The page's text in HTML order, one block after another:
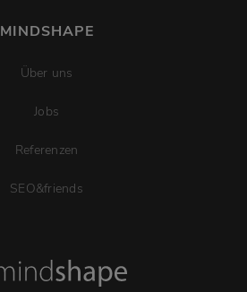
MINDSHAPE
Über uns
Jobs
Referenzen
SEO&friends